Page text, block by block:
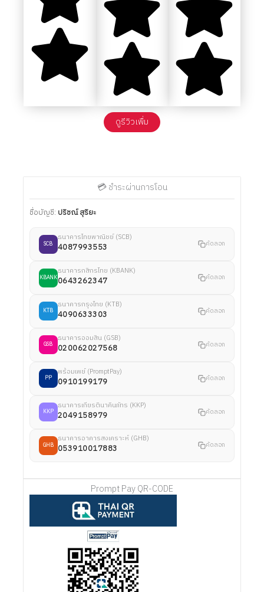
ดูรีวิวเพื่ม
💳 ชำระผ่านการโอน
ชื่อบัญชี: ปริชณ์ สุริยะ
SCB
ธนาคารไทยพาณิชย์ (SCB)
4087993553 คัดลอก
KBANK
ธนาคารกสิกรไทย (KBANK)
0643262347 คัดลอก
KTB
ธนาคารกรุงไทย (KTB)
4090633303 คัดลอก
GSB
ธนาคารออมสิน (GSB)
020062027568 คัดลอก
PP
พร้อมเพย์ (PromptPay)
0910199179 คัดลอก
KKP
ธนาคารเกียรตินาคินภัทร (KKP)
2049158979 คัดลอก
GHB
ธนาคารอาคารสงเคราะห์ (GHB)
053910017883 คัดลอก
Prompt Pay QR-CODE